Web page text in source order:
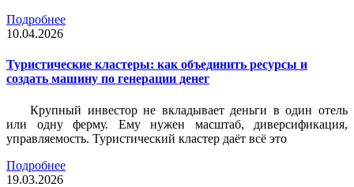
Подробнее
10.04.2026
Туристические кластеры: как объединить ресурсы и
создать машину по генерации денег
Крупный инвестор не вкладывает деньги в один отель
или одну ферму. Ему нужен масштаб, диверсификация,
управляемость. Туристический кластер даёт всё это
Подробнее
19.03.2026